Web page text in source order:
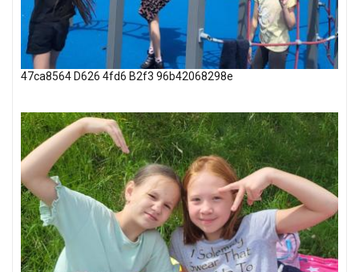
47ca8564 D626 4fd6 B2f3 96b42068298e